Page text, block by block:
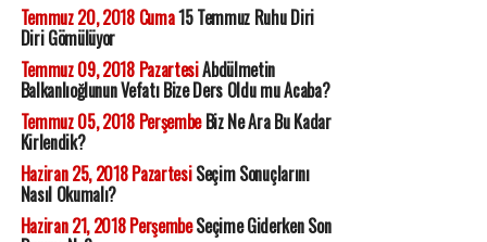
Temmuz 20, 2018 Cuma15 Temmuz Ruhu Diri
Diri Gömülüyor
Temmuz 09, 2018 PazartesiAbdülmetin
Balkanlıoğlunun Vefatı Bize Ders Oldu mu Acaba?
Temmuz 05, 2018 PerşembeBiz Ne Ara Bu Kadar
Kirlendik?
Haziran 25, 2018 PazartesiSeçim Sonuçlarını
Nasıl Okumalı?
Haziran 21, 2018 PerşembeSeçime Giderken Son